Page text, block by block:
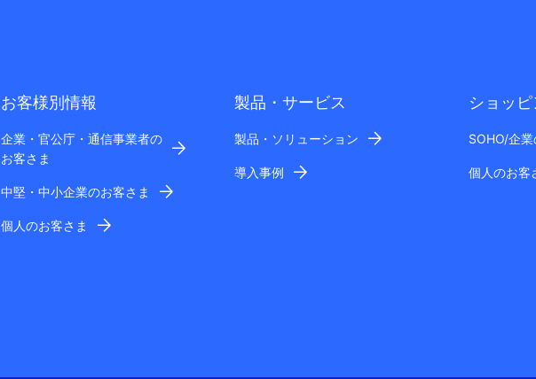
お客様別情報
企業・官公庁・通信事業者の
お客さま
中堅・中小企業のお客さま
個人のお客さま
製品・サービス
製品・ソリューション
導入事例
ショッ
SOHO/企
個人のお客